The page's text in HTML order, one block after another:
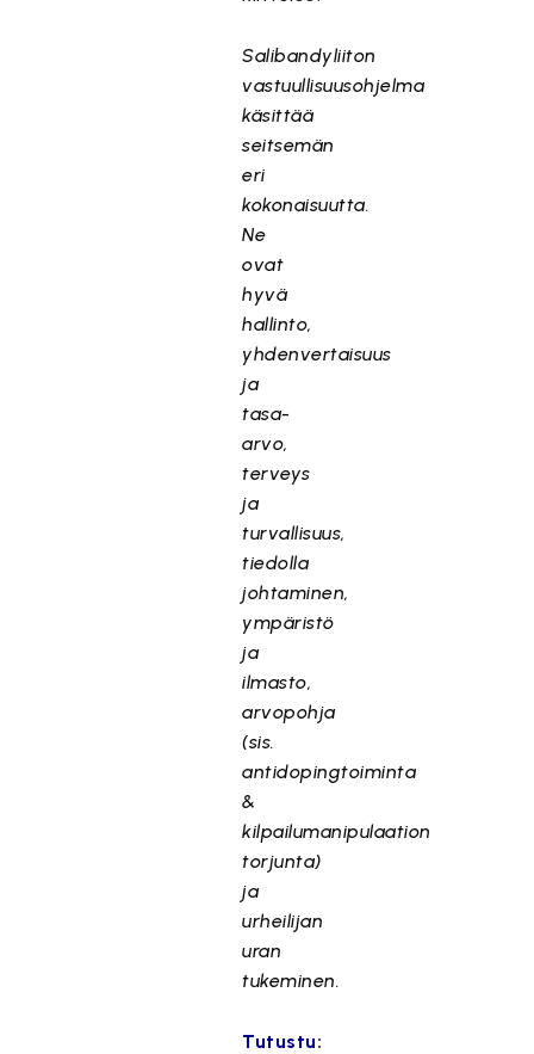
Salibandyliiton
vastuullisuusohjelma
käsittää
seitsemän
eri
kokonaisuutta.
Ne
ovat
hyvä
hallinto,
yhdenvertaisuus
ja
tasa-
arvo,
terveys
ja
turvallisuus,
tiedolla
johtaminen,
ympäristö
ja
ilmasto,
arvopohja
(sis.
antidopingtoiminta
&
kilpailumanipulaation
torjunta)
ja
urheilijan
uran
tukeminen.
Tutustu: